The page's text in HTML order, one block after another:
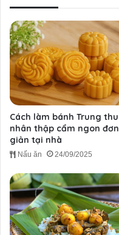
Cách làm bánh Trung thu
nhân thập cẩm ngon đơn
giản tại nhà
Nấu ăn 24/09/2025